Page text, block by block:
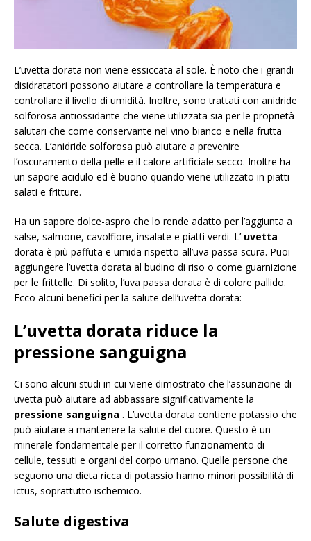
L’uvetta dorata non viene essiccata al sole. È noto che i grandi
disidratatori possono aiutare a controllare la temperatura e
controllare il livello di umidità. Inoltre, sono trattati con anidride
solforosa antiossidante che viene utilizzata sia per le proprietà
salutari che come conservante nel vino bianco e nella frutta
secca. L’anidride solforosa può aiutare a prevenire
l’oscuramento della pelle e il calore artificiale secco. Inoltre ha
un sapore acidulo ed è buono quando viene utilizzato in piatti
salati e fritture.
Ha un sapore dolce-aspro che lo rende adatto per l’aggiunta a
salse, salmone, cavolfiore, insalate e piatti verdi. L’ uvetta
dorata è più paffuta e umida rispetto all’uva passa scura. Puoi
aggiungere l’uvetta dorata al budino di riso o come guarnizione
per le frittelle. Di solito, l’uva passa dorata è di colore pallido.
Ecco alcuni benefici per la salute dell’uvetta dorata:
L’uvetta dorata riduce la
pressione sanguigna
Ci sono alcuni studi in cui viene dimostrato che l’assunzione di
uvetta può aiutare ad abbassare significativamente la
pressione sanguigna . L’uvetta dorata contiene potassio che
può aiutare a mantenere la salute del cuore. Questo è un
minerale fondamentale per il corretto funzionamento di
cellule, tessuti e organi del corpo umano. Quelle persone che
seguono una dieta ricca di potassio hanno minori possibilità di
ictus, soprattutto ischemico.
Salute digestiva